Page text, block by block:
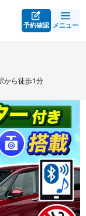
予約確認 メニュー
から徒歩1分